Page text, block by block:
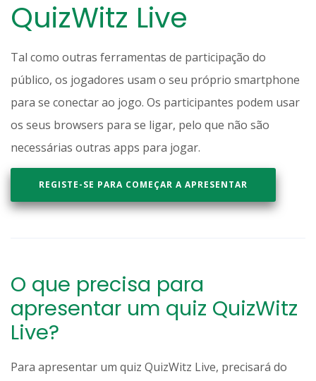
QuizWitz Live
Tal como outras ferramentas de participação do
público, os jogadores usam o seu próprio smartphone
para se conectar ao jogo. Os participantes podem usar
os seus browsers para se ligar, pelo que não são
necessárias outras apps para jogar.
REGISTE-SE PARA COMEÇAR A APRESENTAR
O que precisa para
apresentar um quiz QuizWitz
Live?
Para apresentar um quiz QuizWitz Live, precisará do